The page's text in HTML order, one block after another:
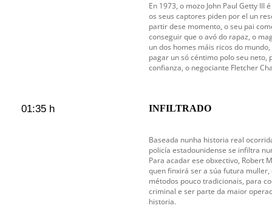
En 1973, o mozo John Paul Getty III
os seus captores piden por el un
partir dese momento, o seu pai
conseguir que o avó do rapaz, o
un dos homes máis ricos do
pagar un só céntimo polo seu neto,
confianza, o negociante Fletcher
01:35 h INFILTRADO
Baseada nunha historia real
policía estadounidense se infiltra
Para acadar ese obxectivo, Robert
quen finxirá ser a súa futura
métodos pouco tradicionais, para
criminal e ser parte da maior
historia.